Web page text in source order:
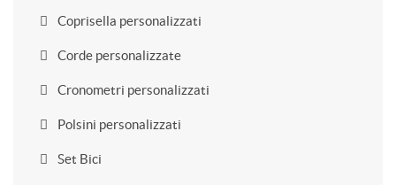
Coprisella personalizzati
Corde personalizzate
Cronometri personalizzati
Polsini personalizzati
Set Bici